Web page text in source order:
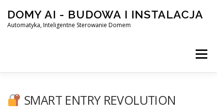
content
DOMY AI - BUDOWA I INSTALACJA
Automatyka, Inteligentne Sterowanie Domem
Menu
SMART ENTRY REVOLUTION